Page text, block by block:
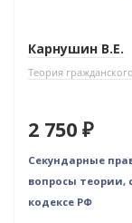
Карнушин В.Е.
Теория
2 750 ₽
Секундарные
вопросы теории,
кодексе РФ